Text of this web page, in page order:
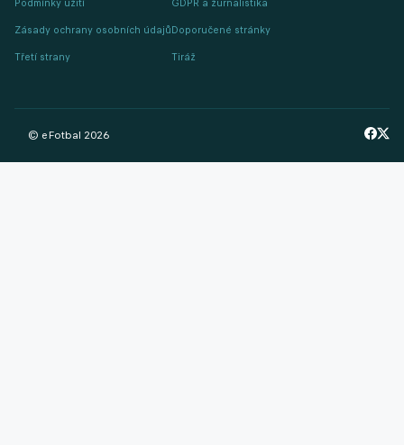
Zásady ochrany osobních údajů
Třetí strany
Doporučené stránky
Tiráž
© eFotbal 2026